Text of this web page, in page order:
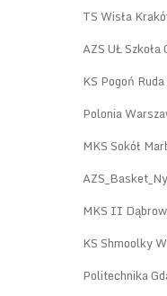
TS Wisła
AZS UŁ
KS Pogoń
Polonia
MKS Sokół
MKS II
KS Shmoolky
Politechnika